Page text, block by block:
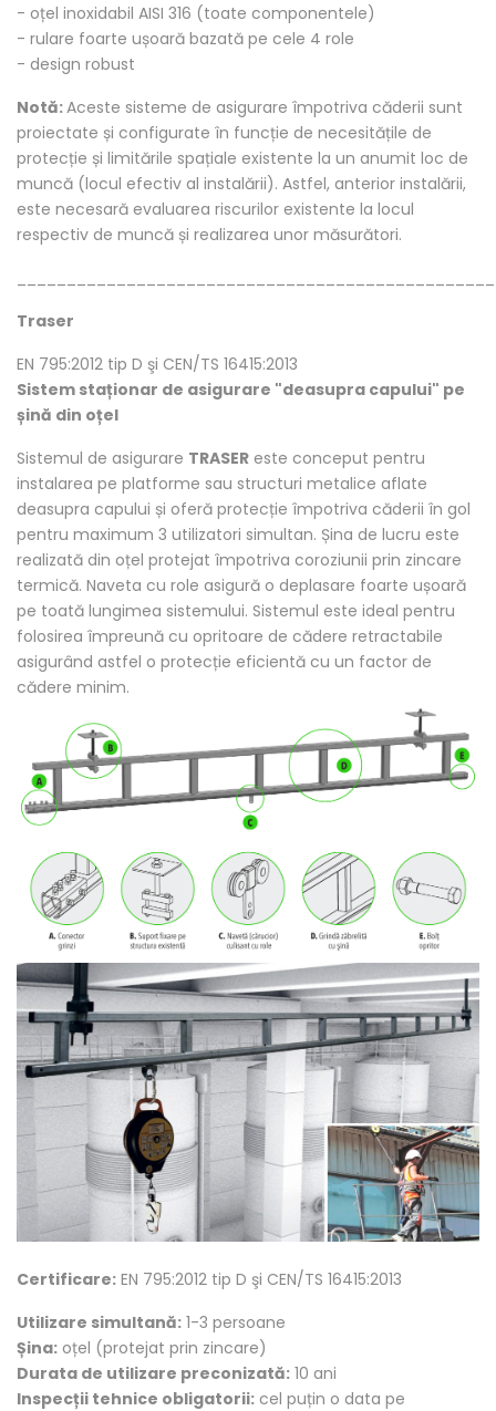
- oțel inoxidabil AISI 316 (toate componentele)
- rulare foarte ușoară bazată pe cele 4 role
- design robust
Notă:Aceste sisteme de asigurare împotriva căderii sunt
proiectate și configurate în funcție de necesitățile de
protecție și limitările spațiale existente la un anumit loc de
muncă (locul efectiv al instalării). Astfel, anterior instalării,
este necesară evaluarea riscurilor existente la locul
respectiv de muncă și realizarea unor măsurători.
Traser
EN 795:2012 tip D şi CEN/TS 16415:2013
Sistem staționar de asigurare "deasupra capului" pe
șină din oțel
Sistemul de asigurare TRASER este conceput pentru
instalarea pe platforme sau structuri metalice aflate
deasupra capului și oferă protecție împotriva căderii în gol
pentru maximum 3 utilizatori simultan. Șina de lucru este
realizată din oțel protejat împotriva coroziunii prin zincare
termică. Naveta cu role asigură o deplasare foarte ușoară
pe toată lungimea sistemului. Sistemul este ideal pentru
folosirea împreună cu opritoare de cădere retractabile
asigurând astfel o protecție eficientă cu un factor de
cădere minim.
Certificare: EN 795:2012 tip D şi CEN/TS 16415:2013
Utilizare simultană: 1-3 persoane
Șina: oțel (protejat prin zincare)
Durata de utilizare preconizată: 10 ani
Inspecții tehnice obligatorii: cel puțin o data pe